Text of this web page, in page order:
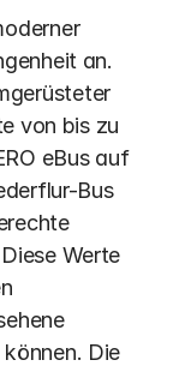
an.
von bis zu
eBus auf
Bus
Werte
Die